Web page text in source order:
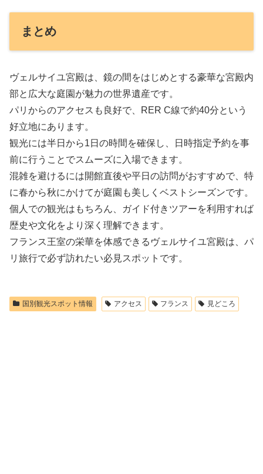
まとめ
ヴェルサイユ宮殿は、鏡の間をはじめとする豪華な宮殿内
部と広大な庭園が魅力の世界遺産です。
パリからのアクセスも良好で、RER C線で約40分という
好立地にあります。
観光には半日から1日の時間を確保し、日時指定予約を事
前に行うことでスムーズに入場できます。
混雑を避けるには開館直後や平日の訪問がおすすめで、特
に春から秋にかけてが庭園も美しくベストシーズンです。
個人での観光はもちろん、ガイド付きツアーを利用すれば
歴史や文化をより深く理解できます。
フランス王室の栄華を体感できるヴェルサイユ宮殿は、パ
リ旅行で必ず訪れたい必見スポットです。
国別観光スポット情報 アクセス フランス 見どころ